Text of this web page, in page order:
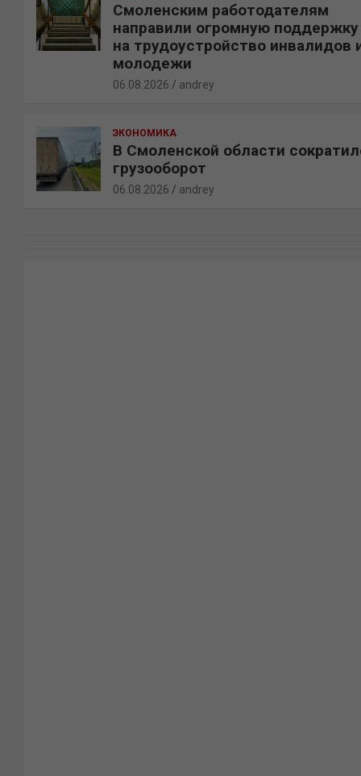
Смоленским работодателям
направили огромную поддержку
на трудоустройство инвалидов
молодежи
06.08.2026 andrey
ЭКОНОМИКА
В Смоленской области
грузооборот
06.08.2026 andrey